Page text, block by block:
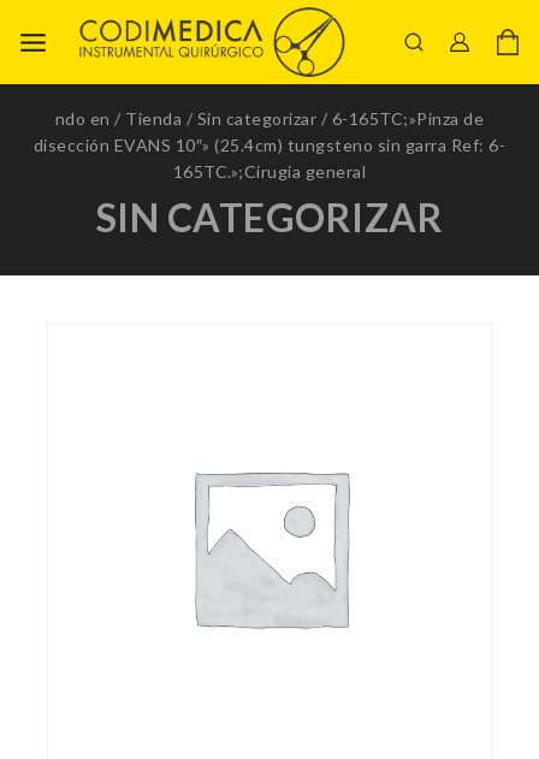
ndo en / Tienda / Sin categorizar / 6-165TC;»Pinza de
disección EVANS 10″» (25.4cm) tungsteno sin garra Ref: 6-
165TC.»;Cirugia general
SIN CATEGORIZAR